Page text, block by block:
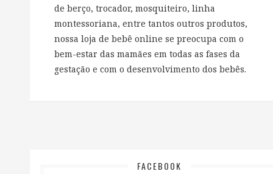
de berço, trocador, mosquiteiro, linha
montessoriana, entre tantos outros produtos,
nossa loja de bebê online se preocupa com o
bem-estar das mamães em todas as fases da
gestação e com o desenvolvimento dos bebês.
FACEBOOK